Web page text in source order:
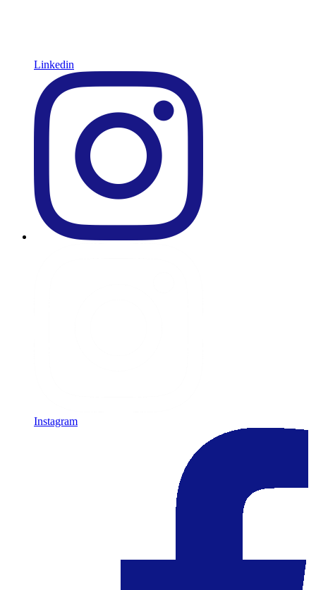
Linkedin
Instagram